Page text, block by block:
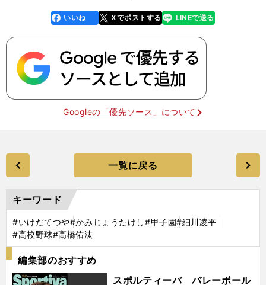
faceboo
k
いいね Xでポストする
line LINEで送る
Googleの「優先ソース」について
一覧に戻る
キーワード
#いけだてつや#かみじょうたけし#甲子園#細川凌平
#高校野球#高橋佑汰
編集部のおすすめ
スポルティーバ バレーボール